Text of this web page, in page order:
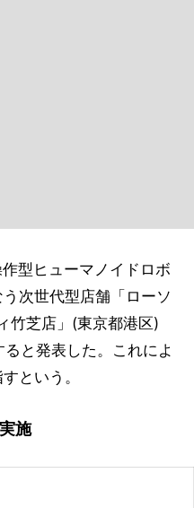
型ヒューマノイドロボ
次世代型店舗「ローソ
竹芝店」(東京都港区)
と発表した。これによ
という。
施